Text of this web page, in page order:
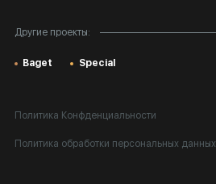
Другие проекты:
Baget Special
Политика Конфденциальности
Политика обработки персональных данных